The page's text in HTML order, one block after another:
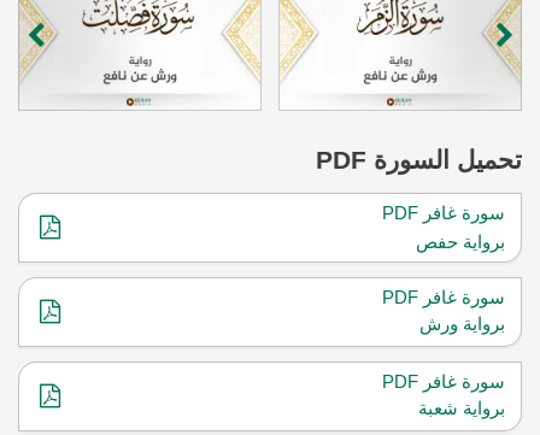
تحميل السورة PDF
سورة غافر PDF
برواية حفص
سورة غافر PDF
برواية ورش
سورة غافر PDF
برواية شعبة